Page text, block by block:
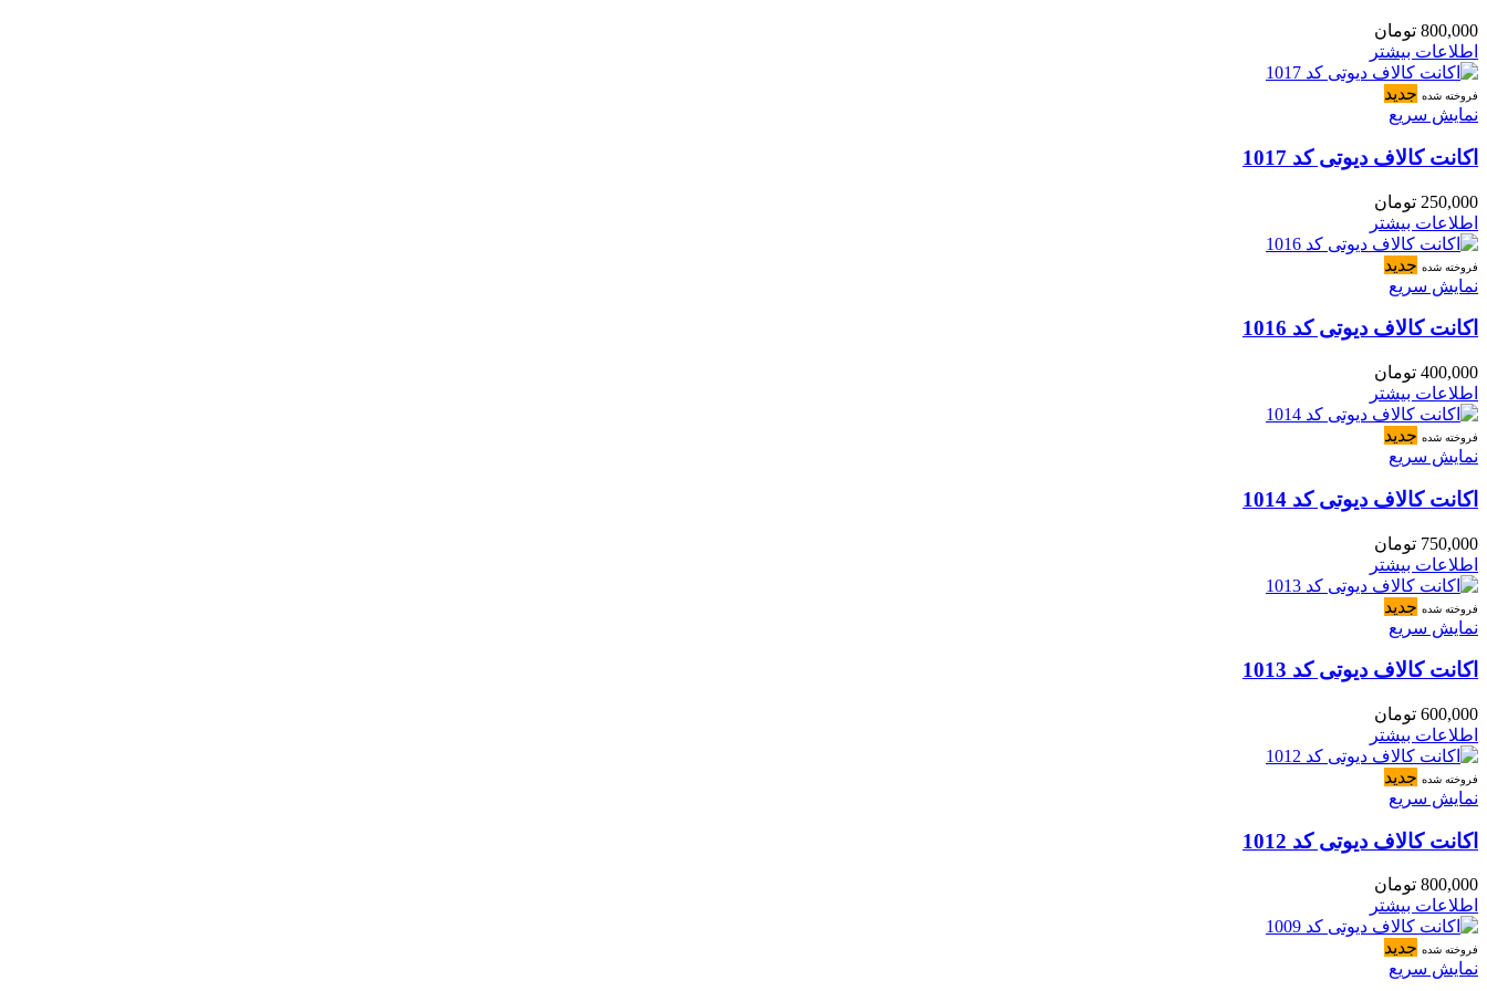
800,000 تومان
اطلاعات بیشتر
فروخته شده جدید
نمایش سریع
اکانت کالاف دیوتی کد 1017
250,000 تومان
اطلاعات بیشتر
فروخته شده جدید
نمایش سریع
اکانت کالاف دیوتی کد 1016
400,000 تومان
اطلاعات بیشتر
فروخته شده جدید
نمایش سریع
اکانت کالاف دیوتی کد 1014
750,000 تومان
اطلاعات بیشتر
فروخته شده جدید
نمایش سریع
اکانت کالاف دیوتی کد 1013
600,000 تومان
اطلاعات بیشتر
فروخته شده جدید
نمایش سریع
اکانت کالاف دیوتی کد 1012
800,000 تومان
اطلاعات بیشتر
فروخته شده جدید
نمایش سریع